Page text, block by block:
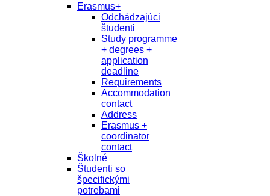
Erasmus+
Odchádzajúci
študenti
Study programme
+ degrees +
application
deadline
Requirements
Accommodation
contact
Address
Erasmus +
coordinator
contact
Školné
Študenti so
špecifickými
potrebami